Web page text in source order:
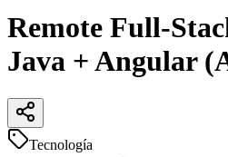
Remote Full-
Java + Angular
Tecnología